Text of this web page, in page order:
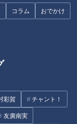
コラム おでかけ
彩賀 チャント！
友廣南実
自由がないこと、家
Aさん）
Aさんは感じてい
はどうしたらいい